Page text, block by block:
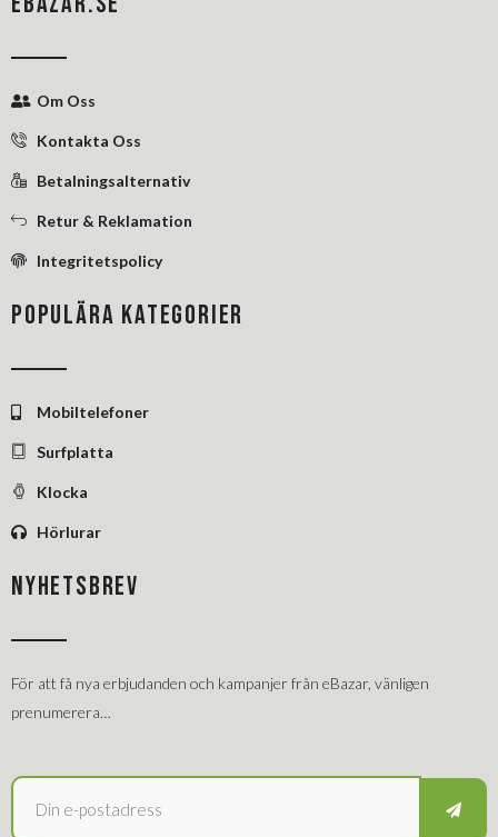
b
o
-
f
e
-
i
n
Om Oss
Kontakta Oss
Betalningsalternativ
Retur & Reklamation
Integritetspolicy
POPULÄRA KATEGORIER
Mobiltelefoner
Surfplatta
Klocka
Hörlurar
NYHETSBREV
För att få nya erbjudanden och kampanjer från eBazar, vänligen
prenumerera…